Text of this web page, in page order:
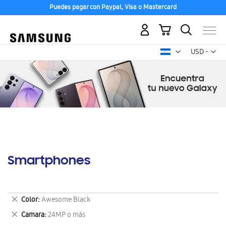
Puedes pagar con Paypal, Visa o Mastercard
USD -
dólar
Mi carrito
Smartphones
Color Awesome Black
Eliminar
este
artículo
Camara 24MP o más
Eliminar